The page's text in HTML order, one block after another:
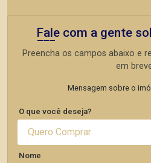
Fale com a gente
Preencha os campos abaixo e
em
Mensagem sobre o
O que você deseja?
Quero Comprar
Nome